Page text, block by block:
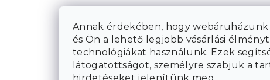
Annak érdekében, hogy
és Ön a lehető legjobb vásárlási
technológiákat használunk. Ezek
látogatottságot, személyre szabjuk a
hirdetéseket jelenítünk meg.